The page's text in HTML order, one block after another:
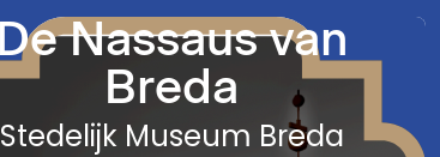
De Nassaus van
Breda
Stedelijk Museum Breda